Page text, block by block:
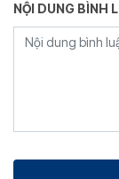
NỘI DUNG BÌNH